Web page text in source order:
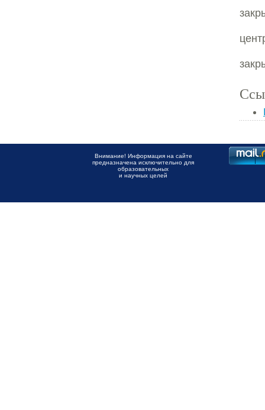
Внимание! Информация на сайте
предназначена исключительно для
образовательных
и научных целей